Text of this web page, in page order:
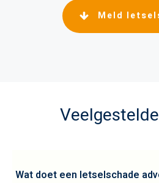
Meld
Wat doet een letselschade